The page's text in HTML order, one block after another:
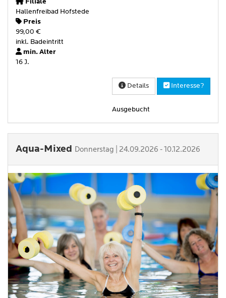
Filiale
Hallenfreibad Hofstede
Preis
99,00 €
inkl. Badeintritt
min. Alter
16 J.
Details Interesse?
Ausgebucht
Aqua-Mixed Donnerstag | 24.09.2026 - 10.12.2026